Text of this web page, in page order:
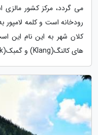
می گردد، مرکز کشور
رودخانه است و کلمه
کلان شهر به این نام این
های کالنگ(Klang) و گمبک(Gombak)...